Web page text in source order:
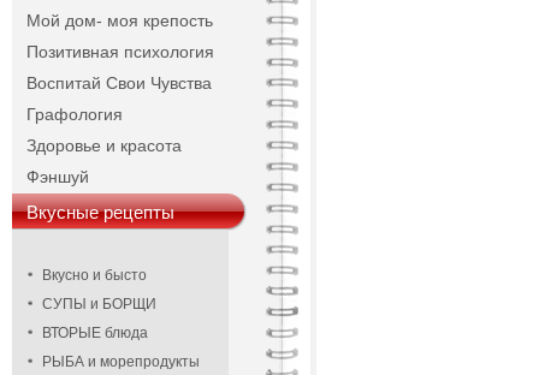
Мой дом- моя крепость
Позитивная психология
Воспитай Свои Чувства
Графология
Здоровье и красота
Фэншуй
Вкусные рецепты
Вкусно и бысто
СУПЫ и БОРЩИ
ВТОРЫЕ блюда
РЫБА и морепродукты